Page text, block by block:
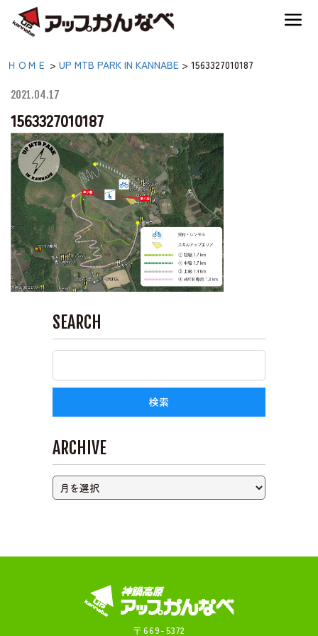
1563327010187|【公式】ア
ップかんなべ｜兵庫県豊
岡市・関西 アウトド
ア・キャンプ場・熱気
球・高原アクティビティ
夏のスキー場も「かなり遊べる」！
神鍋高原アクティビティ
交通アクセス
宿泊案内
神鍋高原体育館
ＨＯＭＥ > UP MTB PARK IN KANNABE > 1563327010187
2021.04.17
1563327010187
SEARCH
ARCHIVE
〒669-5372